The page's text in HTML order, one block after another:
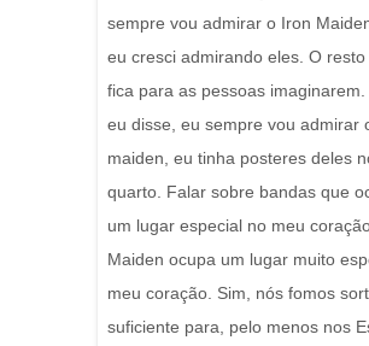
sempre vou admirar o Iron
eu cresci admirando eles. O resto
fica para as pessoas
eu disse, eu sempre vou admirar
maiden, eu tinha posteres deles
quarto. Falar sobre bandas que
um lugar especial no meu
Maiden ocupa um lugar muito
meu coração. Sim, nós fomos
suficiente para, pelo menos nos